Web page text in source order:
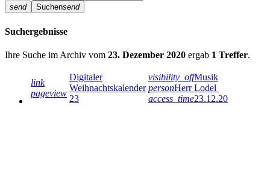
send Suchensend
Suchergebnisse
Ihre Suche im Archiv vom 23. Dezember 2020 ergab 1 Treffer.
link
pageview
Digitaler
Weihnachtskalender
23
visibility_offMusik
personHerr Lodel
access_time23.12.20